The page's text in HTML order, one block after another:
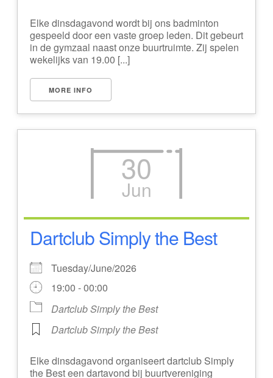
Elke dinsdagavond wordt bij ons badminton
gespeeld door een vaste groep leden. Dit gebeurt
in de gymzaal naast onze buurtruimte. Zij spelen
wekelijks van 19.00 [...]
MORE INFO
30
Jun
Dartclub Simply the Best
Tuesday/June/2026
19:00 - 00:00
Dartclub Simply the Best
Dartclub Simply the Best
Elke dinsdagavond organiseert dartclub Simply
the Best een dartavond bij buurtvereniging